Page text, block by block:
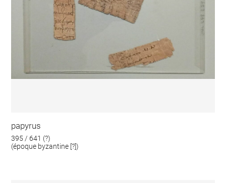
papyrus
395 / 641 (?)
(époque byzantine [?])